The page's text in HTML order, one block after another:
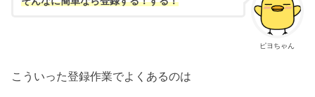
ピヨちゃん
こういった登録作業でよくあるのは